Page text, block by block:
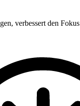
verbessert den Fokus